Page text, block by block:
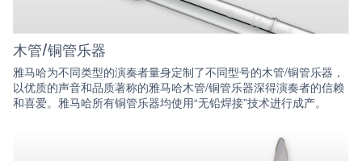
木管/铜管乐器
雅马哈为不同类型的演奏者量身定制了不同型号的木管/铜管乐器，
以优质的声音和品质著称的雅马哈木管/铜管乐器深得演奏者的信赖
和喜爱。雅马哈所有铜管乐器均使用“无铅焊接”技术进行成产。